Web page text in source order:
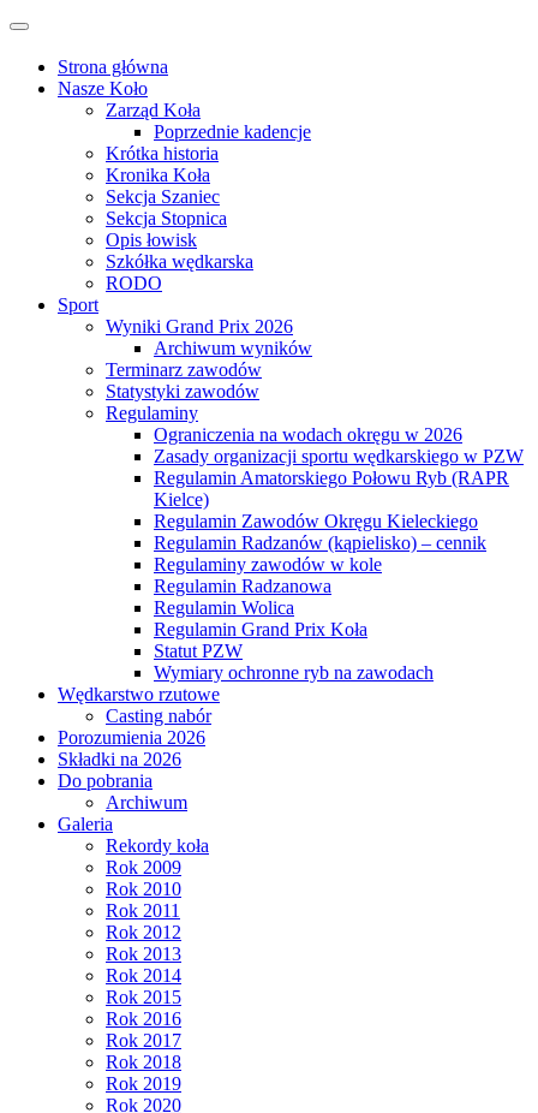
Przejdź
treści
Przełącz
Strona główna
Nasze Koło
Zarząd Koła
Poprzednie kadencje
Krótka historia
Kronika Koła
Sekcja Szaniec
Sekcja Stopnica
Opis łowisk
Szkółka wędkarska
RODO
Sport
Wyniki Grand Prix 2026
Archiwum wyników
Terminarz zawodów
Statystyki zawodów
Regulaminy
Ograniczenia na wodach okręgu w 2026
Zasady organizacji sportu wędkarskiego w PZW
Regulamin Amatorskiego Połowu Ryb (RAPR
Kielce)
Regulamin Zawodów Okręgu Kieleckiego
Regulamin Radzanów (kąpielisko) – cennik
Regulaminy zawodów w kole
Regulamin Radzanowa
Regulamin Wolica
Regulamin Grand Prix Koła
Statut PZW
Wymiary ochronne ryb na zawodach
Wędkarstwo rzutowe
Casting nabór
Porozumienia 2026
Składki na 2026
Do pobrania
Archiwum
Galeria
Rekordy koła
Rok 2009
Rok 2010
Rok 2011
Rok 2012
Rok 2013
Rok 2014
Rok 2015
Rok 2016
Rok 2017
Rok 2018
Rok 2019
Rok 2020